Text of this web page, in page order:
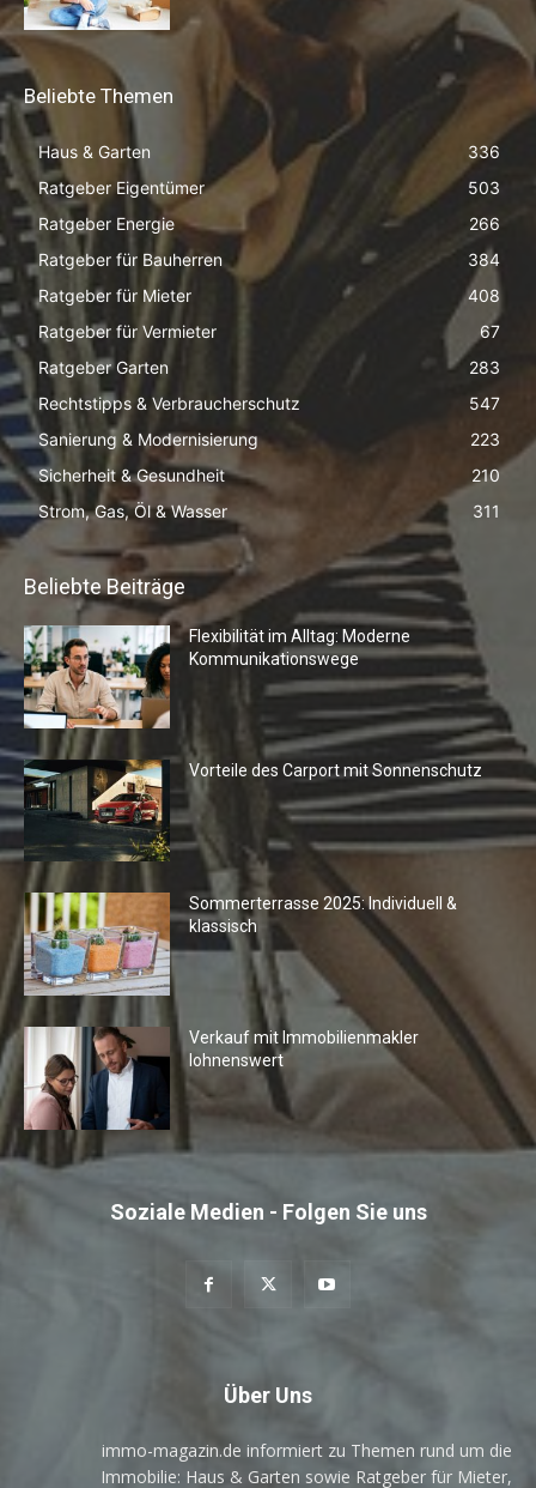
Beliebte Themen
Haus & Garten
336
Ratgeber Eigentümer
503
Ratgeber Energie
266
Ratgeber für Bauherren
384
Ratgeber für Mieter
408
Ratgeber für Vermieter
67
Ratgeber Garten
283
Rechtstipps & Verbraucherschutz
547
Sanierung & Modernisierung
223
Sicherheit & Gesundheit
210
Strom, Gas, Öl & Wasser
311
Beliebte Beiträge
Flexibilität im Alltag: Moderne
Kommunikationswege
Vorteile des Carport mit Sonnenschutz
Sommerterrasse 2025: Individuell &
klassisch
Verkauf mit Immobilienmakler
lohnenswert
Soziale Medien - Folgen Sie uns
Über Uns
immo-magazin.de informiert zu Themen rund um die
Immobilie: Haus & Garten sowie Ratgeber für Mieter,